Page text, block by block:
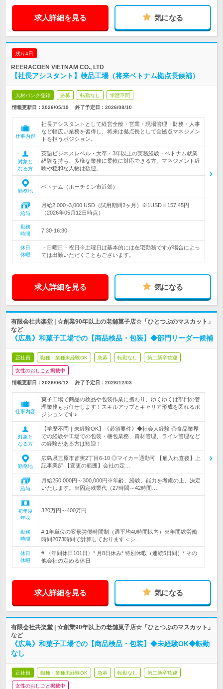
求人詳細を見る 気になる
残り4日
REERACOEN VIETNAM CO., LTD
【社長アシスタント】検品工場（将来ベトナム拠点長候補）
人材バンク登録 急募 転勤なし 学歴不問
情報更新日：2026/05/19 終了予定日： 2026/08/10
仕事内容
社長アシスタントとして経営全般・営業・現場管理・財務・人事
など幅広い業務を習得し、将来は拠点長として全拠点マネジメン
トを担うポジション。
対象と
なる方
英語ビジネスレベル・大卒・3年以上の実務経験・ベトナム就業
経験を持ち、多様な業務に柔軟に対応できる方。マネジメント経
験や穏和な人物は歓迎。
勤務地
ベトナム（ホーチミン市近郊）
給与
月給2,000~3,000 USD（試用期間2ヶ月）※1USD＝157.45円
（2026年05月12日時点）
勤務
時間
7:30-16:30
休日
休暇
・日曜日・祝日※土曜日は基本的には在宅勤務ですが場合によっ
ては出勤いただくこともございます。
求人詳細を見る 気になる
有限会社共楽堂 | ☆創業90年以上の老舗菓子店☆「ひとつぶのマスカット」
など
《広島》和菓子工場での【商品検品・包装】◆部門リーダー候補
正社員 職種・業種未経験OK 急募 転勤なし 第二新卒歓迎
女性のおしごと掲載中
情報更新日：2026/06/12 終了予定日： 2026/12/03
仕事内容
菓子工場で商品の検品や包装作業に携わり、ゆくゆくは部門の管
理業務もお任せします！スキルアップとキャリア形成を図れるポ
ジションです♪
対象と
なる方
【学歴不問｜未経験OK】《必須要件》◆社会人経験 ◎食品業界
での経験や工場での包装・梱包業務、資材管理、ライン管理など
の経験がある方は歓迎！
勤務地
広島県三原市皆実2丁目6-10 ◎マイカー通勤可 【雇入れ直後】上
記事業所 【変更の範囲】会社の定…
給与
月給250,000円～300,000円※年齢、経験、能力を考慮の上、決定
いたします。※固定残業代（27時間～42時間…
初年度
年収
320万円～400万円
勤務
時間
# 1年単位の変形労働時間制（週平均40時間以内）※年間総労働
時間2073時間で計算しております＜シ…
休日
休暇
# 〈年間休日101日〉* 月8日休み* 特別休暇（連続5日間）* その
他会社の定める休日
求人詳細を見る 気になる
有限会社共楽堂 | ☆創業90年以上の老舗菓子店☆「ひとつぶのマスカット」
など
《広島》和菓子工場での【商品検品・包装】◆未経験OK◆転勤
なし
正社員 職種・業種未経験OK 急募 転勤なし 第二新卒歓迎
女性のおしごと掲載中